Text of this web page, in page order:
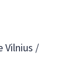
Vilnius /